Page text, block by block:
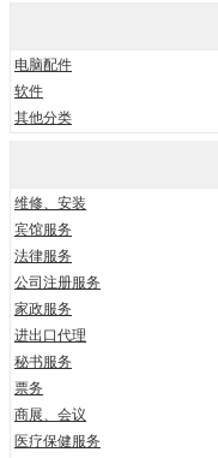
电脑配件
软件
其他分类
维修、安装
宾馆服务
法律服务
公司注册服务
家政服务
进出口代理
秘书服务
票务
商展、会议
医疗保健服务